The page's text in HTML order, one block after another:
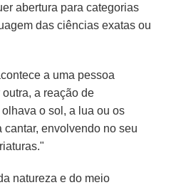
abertura para categorias
das ciências exatas ou
a uma pessoa
a reação de
o sol, a lua ou os
envolvendo no seu
natureza e do meio